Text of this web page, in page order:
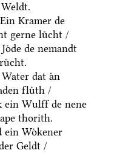
Ein Kramer de
gerne luͤcht /
de nemandt
dat aͤn
fluͤth /
ein Wulff de nene
thorith.
ein Woͤkener
Geldt /